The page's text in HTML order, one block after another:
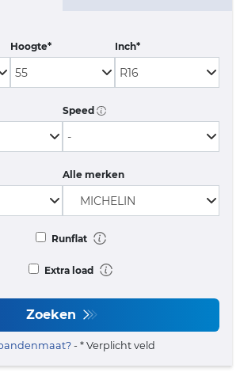
Hoogte* Inch*
Speed
Alle merken
Runflat
Extra load
Zoeken
- * Verplicht veld